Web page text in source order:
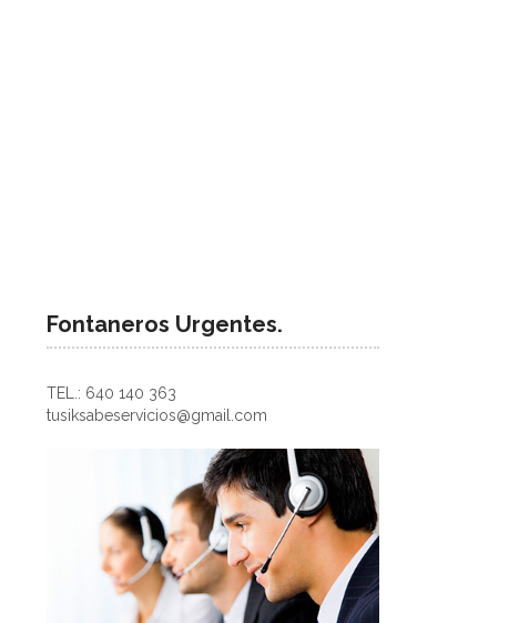
Fontaneros Urgentes.
TEL.: 640 140 363
tusiksabeservicios@gmail.com